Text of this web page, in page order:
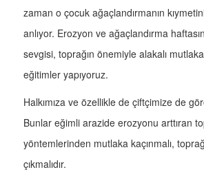
zaman o çocuk ağaçlandırmanın
anlıyor. Erozyon ve ağaçlandırma
sevgisi, toprağın önemiyle alakalı
eğitimler yapıyoruz.
Halkımıza ve özellikle de çiftçimize de
Bunlar eğimli arazide erozyonu arttıran
yöntemlerinden mutlaka kaçınmalı,
çıkmalıdır.